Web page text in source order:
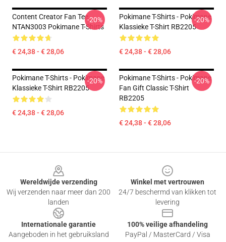
Content Creator Fan Tee
NTAN3003 Pokimane T-Shirts
€ 24,38 - € 28,06
-20%
Pokimane T-Shirts - Pokimane
Klassieke T-Shirt RB2205
€ 24,38 - € 28,06
-20%
Pokimane T-Shirts - Pokimane
Klassieke T-Shirt RB2205
€ 24,38 - € 28,06
-20%
Pokimane T-Shirts - Pokimane
Fan Gift Classic T-Shirt
RB2205
€ 24,38 - € 28,06
-20%
Wereldwijde verzending
Wij verzenden naar meer dan 200
landen
Winkel met vertrouwen
24/7 beschermd van klikken tot
levering
Internationale garantie
Aangeboden in het gebruiksland
100% veilige afhandeling
PayPal / MasterCard / Visa